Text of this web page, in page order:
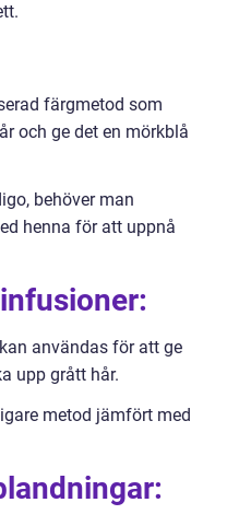
färgmetod som
och ge det en mörkblå
behöver man
henna för att uppnå
användas för att ge
upp grått hår.
metod jämfört med